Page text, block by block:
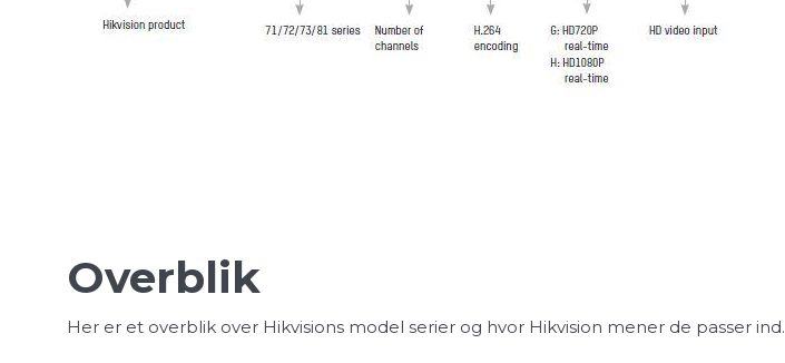
Overblik
Her er et overblik over Hikvisions model serier og hvor Hikvision mener de passer ind.